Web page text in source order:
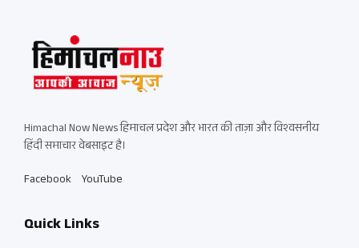
Himachal Now News हिमाचल प्रदेश और भारत की ताज़ा और विश्वसनीय
हिंदी समाचार वेबसाइट है।
Facebook YouTube
Quick Links